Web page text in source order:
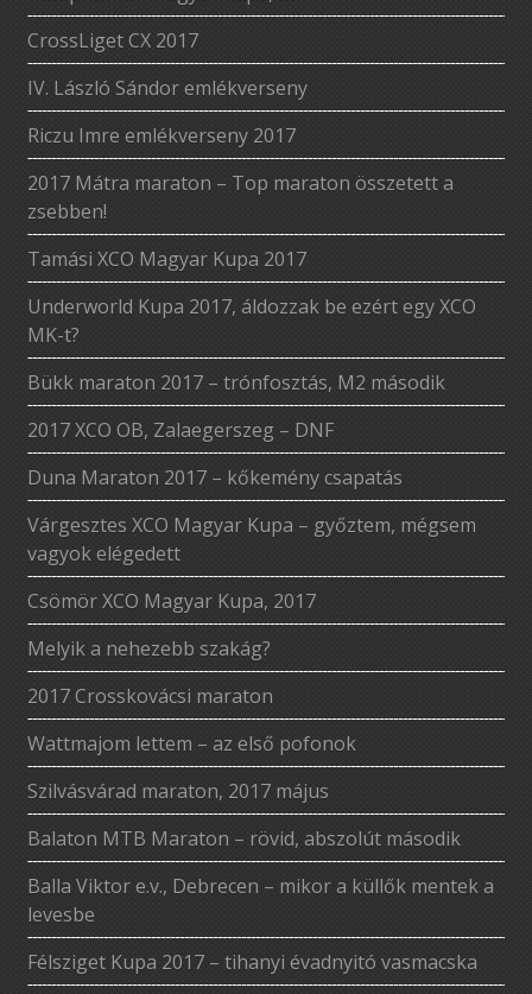
CrossLiget CX 2017
IV. László Sándor emlékverseny
Riczu Imre emlékverseny 2017
2017 Mátra maraton – Top maraton összetett a
zsebben!
Tamási XCO Magyar Kupa 2017
Underworld Kupa 2017, áldozzak be ezért egy XCO
MK-t?
Bükk maraton 2017 – trónfosztás, M2 második
2017 XCO OB, Zalaegerszeg – DNF
Duna Maraton 2017 – kőkemény csapatás
Várgesztes XCO Magyar Kupa – győztem, mégsem
vagyok elégedett
Csömör XCO Magyar Kupa, 2017
Melyik a nehezebb szakág?
2017 Crosskovácsi maraton
Wattmajom lettem – az első pofonok
Szilvásvárad maraton, 2017 május
Balaton MTB Maraton – rövid, abszolút második
Balla Viktor e.v., Debrecen – mikor a küllők mentek a
levesbe
Félsziget Kupa 2017 – tihanyi évadnyitó vasmacska